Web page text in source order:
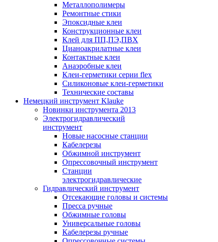
Металлополимеры
Ремонтные стики
Эпоксидные клеи
Конструкционные клеи
Клей для ПП,ПЭ,ПВХ
Цианоакрилатные клеи
Контактные клеи
Анаэробные клеи
Клеи-герметики серии flex
Силиконовые клеи-герметики
Технические составы
Немецкий инструмент Klauke
Новинки инструмента 2013
Электрогидравлический
инструмент
Новые насосные станции
Кабелерезы
Обжимной инструмент
Опрессовочный инструмент
Станции
электрогидравлические
Гидравлический инструмент
Отсекающие головы и системы
Пресса ручные
Обжимные головы
Универсальные головы
Кабелерезы ручные